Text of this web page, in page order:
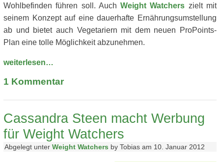
Wohlbefinden führen soll. AuchWeight Watchers zielt mit
seinem Konzept auf eine dauerhafte Ernährungsumstellung
ab und bietet auch Vegetariern mit dem neuen ProPoints-
Plan eine tolle Möglichkeit abzunehmen.
weiterlesen…
1 Kommentar
Cassandra Steen macht Werbung
für Weight Watchers
Abgelegt unter Weight Watchers by Tobias am 10. Januar 2012